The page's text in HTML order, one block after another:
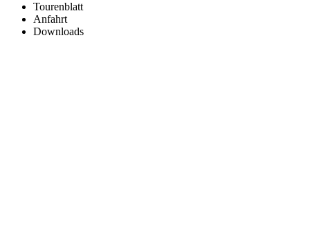
Tourenblatt
Anfahrt
Downloads